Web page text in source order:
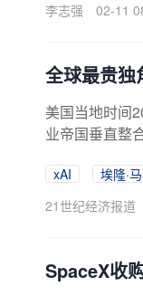
李志强
02-11
全球最贵独
美国当地时间
业帝国垂直整
xAI 埃隆·
21世纪经济报道
SpaceX收